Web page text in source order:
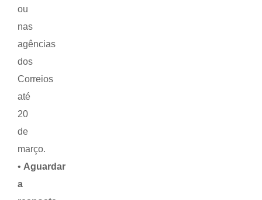
ou
nas
agências
dos
Correios
até
20
de
março.
• Aguardar
a